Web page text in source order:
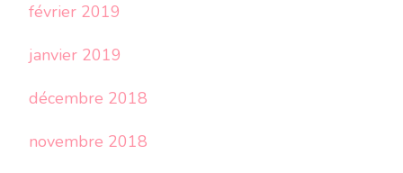
février 2019
janvier 2019
décembre 2018
novembre 2018